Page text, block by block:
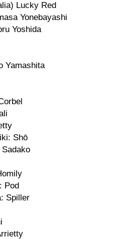
Lucky Red
Yonebayashi
Yoshida
Yamashita
Shō
Pod
Spiller